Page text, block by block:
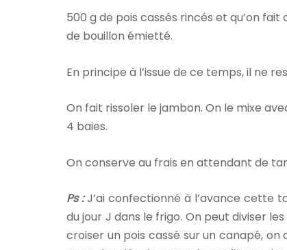
500 g de pois cassés rincés et qu’on
de bouillon émietté.
En principe à l’issue de ce temps, il ne
On fait rissoler le jambon. On le mixe
4 baies.
On conserve au frais en attendant de
Ps :J’ai confectionné à l’avance cette
du jour J dans le frigo. On peut diviser
croiser un pois cassé sur un canapé,